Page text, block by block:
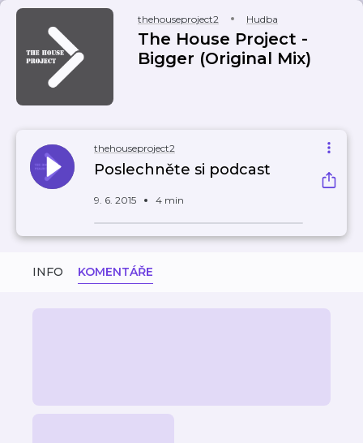
thehouseproject2 Hudba
The House Project -
Bigger (Original Mix)
thehouseproject2
Poslechněte si podcast
9. 6. 2015 4 min
INFO KOMENTÁŘE